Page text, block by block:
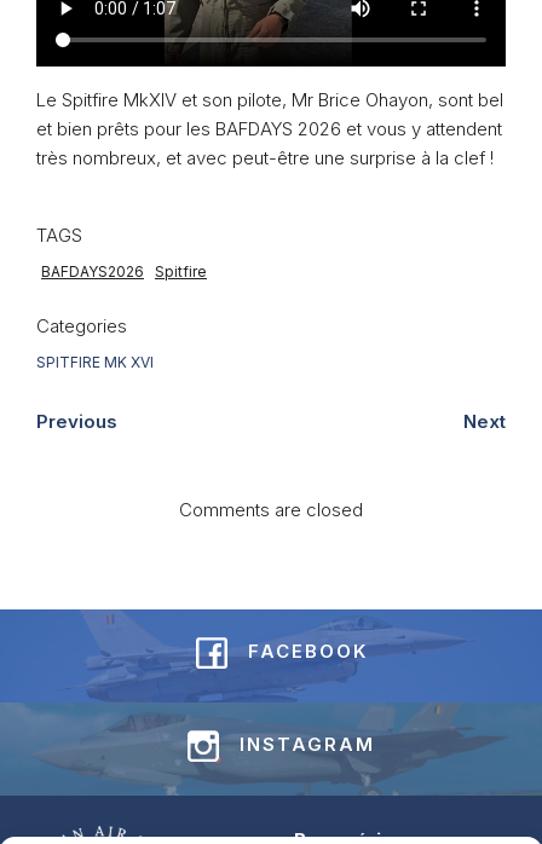
Le Spitfire MkXIV et son pilote, Mr Brice Ohayon, sont bel
et bien prêts pour les BAFDAYS 2026 et vous y attendent
très nombreux, et avec peut-être une surprise à la clef !
TAGS
BAFDAYS2026 Spitfire
Categories
SPITFIRE MK XVI
Previous Next
Comments are closed
FACEBOOK
INSTAGRAM